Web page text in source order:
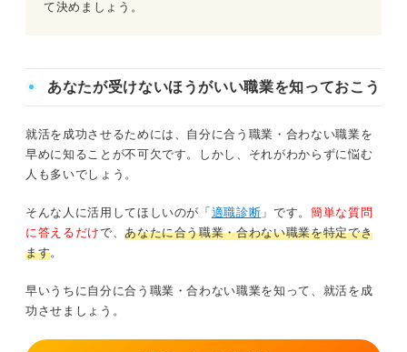
て決めましょう。
あなたが受けないほうがいい職業を知っておこう
就活を成功させるためには、自分に合う職業・合わない職業を
早めに知ることが不可欠です。しかし、それがわからずに悩む
人も多いでしょう。
そんな人に活用してほしいのが「 適職診断 」です。 簡単な質問
に答えるだけで、あなたに合う職業・合わない職業を特定でき
ます。
早いうちに自分に合う職業・合わない職業を知って、就活を成
功させましょう。